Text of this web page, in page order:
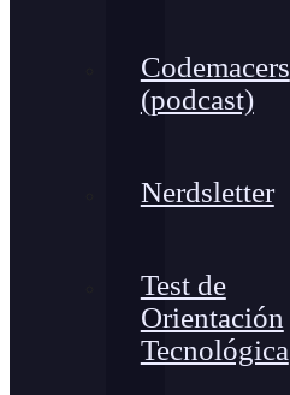
Codemacers
(podcast)
Nerdsletter
Test de
Orientación
Tecnológica